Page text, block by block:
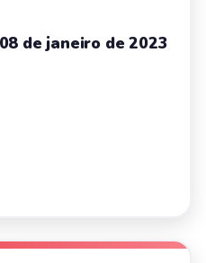
de janeiro de 2023